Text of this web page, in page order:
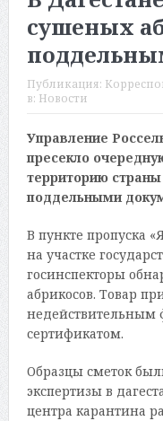
сушеных
Публикация:
в: Новости
Управление
пресекло
территорию
поддельными
В пункте пропуска
на участке
госинспекторы
абрикосов. Товар
недействительным
сертификатом.
Образцы сметок
экспертизы в
центра карантина